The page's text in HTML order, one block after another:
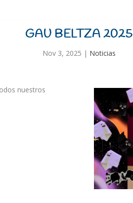
GAU BELTZA 2025
Nov 3, 2025 | Noticias
nuestros